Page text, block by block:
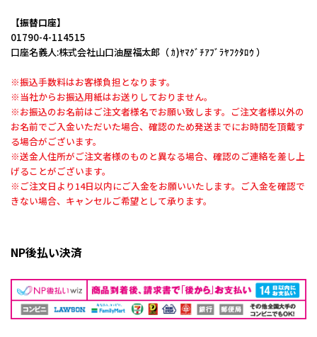
【振替口座】
01790-4-114515
口座名義人:株式会社山口油屋福太郎（ ｶ)ﾔﾏｸﾞﾁｱﾌﾞﾗﾔﾌｸﾀﾛｳ ）
※振込手数料はお客様負担となります。
※当社からお振込用紙はお送りしておりません。
※お振込のお名前はご注文者様名でお願い致します。ご注文者様以外の
お名前でご入金いただいた場合、確認のため発送までにお時間を頂戴す
る場合がございます。
※送金人住所がご注文者様のものと異なる場合、確認のご連絡を差し上
げることがございます。
※ご注文日より14日以内にご入金をお願いいたします。ご入金を確認で
きない場合、キャンセルご希望として承ります。
NP後払い決済